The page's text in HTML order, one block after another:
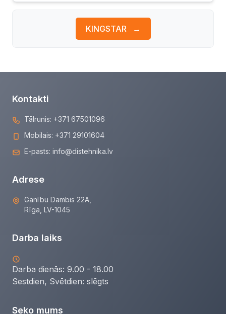
KINGSTAR →
Kontakti
Tālrunis: +371 67501096
Mobilais: +371 29101604
E-pasts: info@distehnika.lv
Adrese
Ganību Dambis 22A,
Rīga, LV-1045
Darba laiks
Darba dienās: 9.00 - 18.00
Sestdien, Svētdien: slēgts
Seko mums